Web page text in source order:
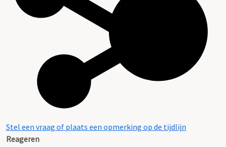
Stel een vraag of plaats een opmerking op de tijdlijn
Reageren